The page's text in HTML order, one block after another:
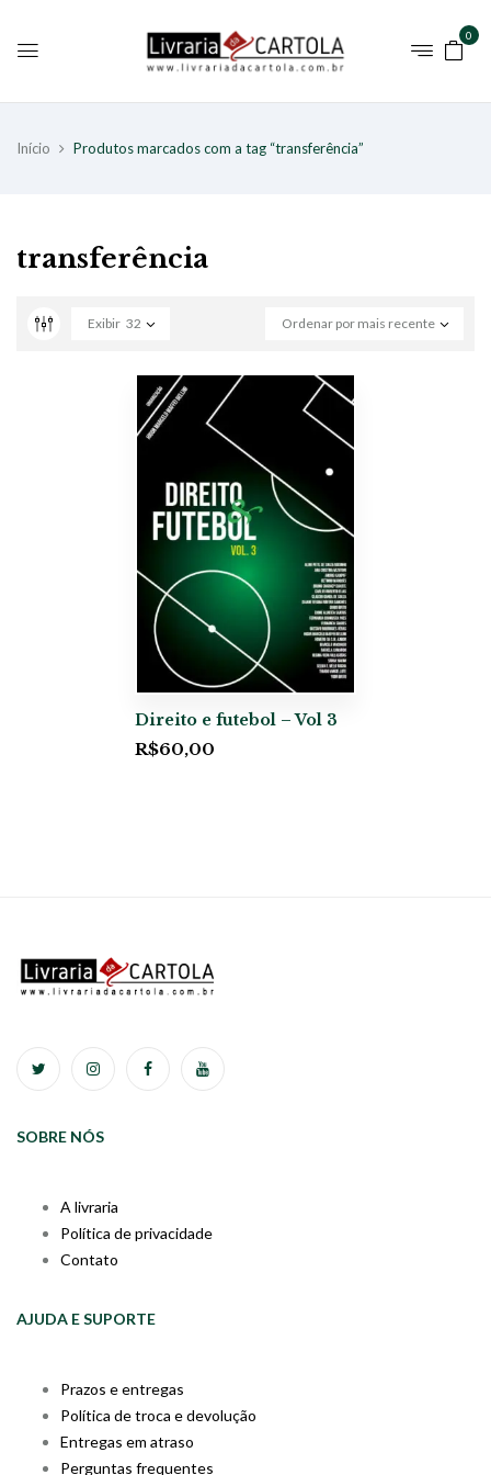
0
Início Produtos marcados com a tag “transferência”
transferência
Ordenar por mais recente
Exibir 32
Direito e futebol – Vol 3
R$60,00
SOBRE NÓS
A livraria
Política de privacidade
Contato
AJUDA E SUPORTE
Prazos e entregas
Política de troca e devolução
Entregas em atraso
Perguntas frequentes